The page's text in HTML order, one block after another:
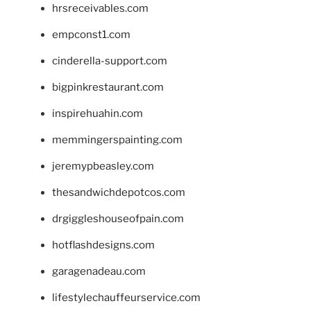
hrsreceivables.com
empconst1.com
cinderella-support.com
bigpinkrestaurant.com
inspirehuahin.com
memmingerspainting.com
jeremypbeasley.com
thesandwichdepotcos.com
drgiggleshouseofpain.com
hotflashdesigns.com
garagenadeau.com
lifestylechauffeurservice.com